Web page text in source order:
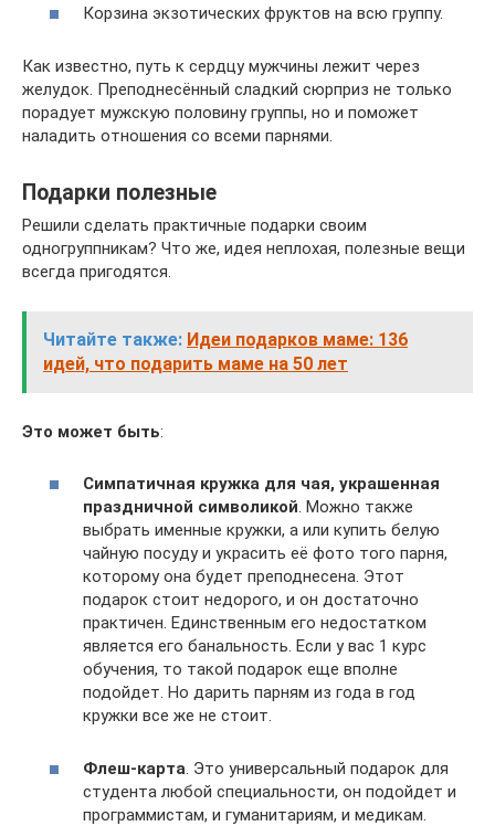
Корзина экзотических фруктов на всю группу.
Как известно, путь к сердцу мужчины лежит через
желудок. Преподнесённый сладкий сюрприз не только
порадует мужскую половину группы, но и поможет
наладить отношения со всеми парнями.
Подарки полезные
Решили сделать практичные подарки своим
одногруппникам? Что же, идея неплохая, полезные вещи
всегда пригодятся.
Читайте также: Идеи подарков маме: 136
идей, что подарить маме на 50 лет
Это может быть:
Симпатичная кружка для чая, украшенная
праздничной символикой. Можно также
выбрать именные кружки, а или купить белую
чайную посуду и украсить её фото того парня,
которому она будет преподнесена. Этот
подарок стоит недорого, и он достаточно
практичен. Единственным его недостатком
является его банальность. Если у вас 1 курс
обучения, то такой подарок еще вполне
подойдет. Но дарить парням из года в год
кружки все же не стоит.
Флеш-карта. Это универсальный подарок для
студента любой специальности, он подойдет и
программистам, и гуманитариям, и медикам.